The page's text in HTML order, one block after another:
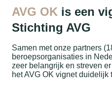
AVG OK is een
Stichting AVG
Samen met onze partners
beroepsorganisaties in
zeer belangrijk en streven
het AVG OK vignet duidelijk